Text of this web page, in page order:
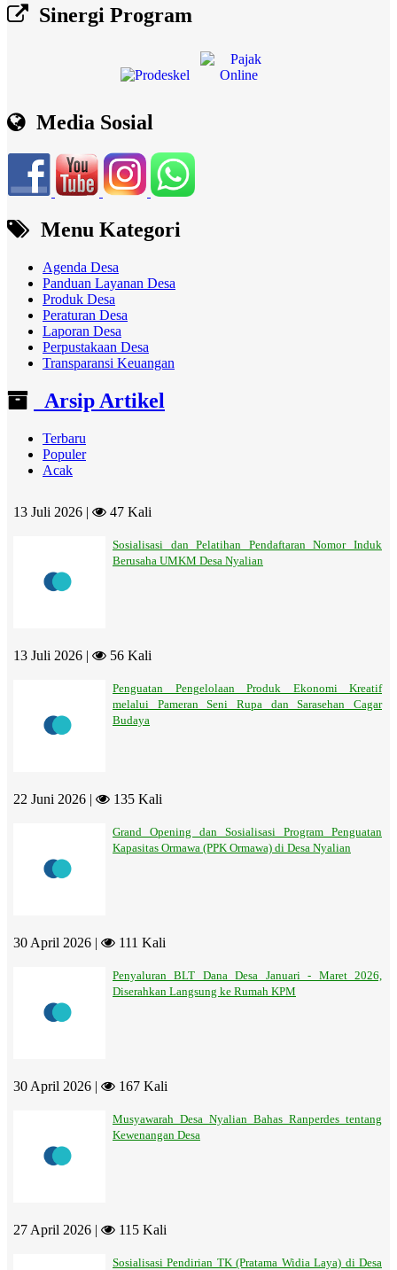
Sinergi Program
Media Sosial
Menu Kategori
Agenda Desa
Panduan Layanan Desa
Produk Desa
Peraturan Desa
Laporan Desa
Perpustakaan Desa
Transparansi Keuangan
Arsip Artikel
Terbaru
Populer
Acak
13 Juli 2026 | 47 Kali
Sosialisasi dan Pelatihan Pendaftaran Nomor Induk
Berusaha UMKM Desa Nyalian
13 Juli 2026 | 56 Kali
Penguatan Pengelolaan Produk Ekonomi Kreatif
melalui Pameran Seni Rupa dan Sarasehan Cagar
Budaya
22 Juni 2026 | 135 Kali
Grand Opening dan Sosialisasi Program Penguatan
Kapasitas Ormawa (PPK Ormawa) di Desa Nyalian
30 April 2026 | 111 Kali
Penyaluran BLT Dana Desa Januari - Maret 2026,
Diserahkan Langsung ke Rumah KPM
30 April 2026 | 167 Kali
Musyawarah Desa Nyalian Bahas Ranperdes tentang
Kewenangan Desa
27 April 2026 | 115 Kali
Sosialisasi Pendirian TK (Pratama Widia Laya) di Desa